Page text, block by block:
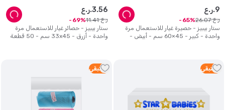
ستار بيبيز - حصيرة غيار للاستعمال مرة
واحدة - كبير - 45×60 سم - أبيض -
ر.ع.9
ر.ع. 26.07
65
ستار بيبيز - حصائر غيار للاستعمال مرة
واحدة - أزرق - 33x45 سم - 50 قطعة
ر.ع.3.56
ر.ع. 11.41
69
5 متبقي 1 متبقي